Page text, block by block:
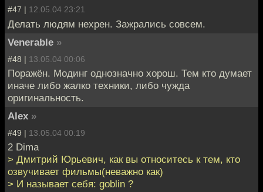
#47 | 12.05.04 23:21
Делать людям нехрен. Зажрались совсем.
Venerable »
#48 | 13.05.04 00:06
Поражён. Модинг однозначно хорош. Тем кто думает
иначе либо жалко техники, либо чужда
оригинальность.
Alex »
#49 | 13.05.04 00:19
2 Dima
> Дмитрий Юрьевич, как вы относитесь к тем, кто
озвучивает фильмы(неважно как)
> И называет себя: goblin ?